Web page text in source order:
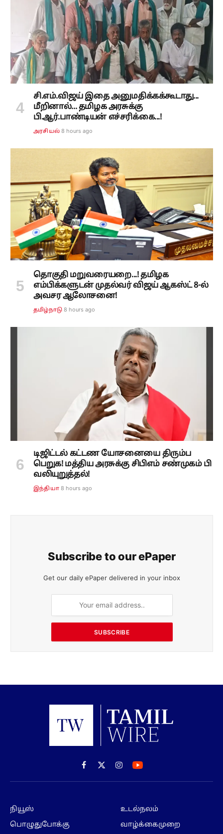
சி.எம்.விஜய் இதை அனுமதிக்கக்கூடாது...
மீறினால்... தமிழக அரசுக்கு
பி.ஆர்.பாண்டியன் எச்சரிக்கை...!
அரசியல் 8 hours ago
தொகுதி மறுவரையறை...! தமிழக
எம்பிக்களுடன் முதல்வர் விஜய் ஆகஸ்ட் 8-ல்
அவசர ஆலோசனை!
தமிழ்நாடு 8 hours ago
டிஜிட்டல் கட்டண யோசனையை திரும்ப
பெறுக! மத்திய அரசுக்கு சிபிஎம் சண்முகம் பி
வலியுறுத்தல்!
இந்தியா 8 hours ago
Subscribe to our ePaper
Get our daily ePaper delivered in your inbox
SUBSCRIBE
Facebook
X
(Twitter)
Instagram
நியூஸ்
பொழுதுபோக்கு
உடல்நலம்
வாழ்க்கைமுறை